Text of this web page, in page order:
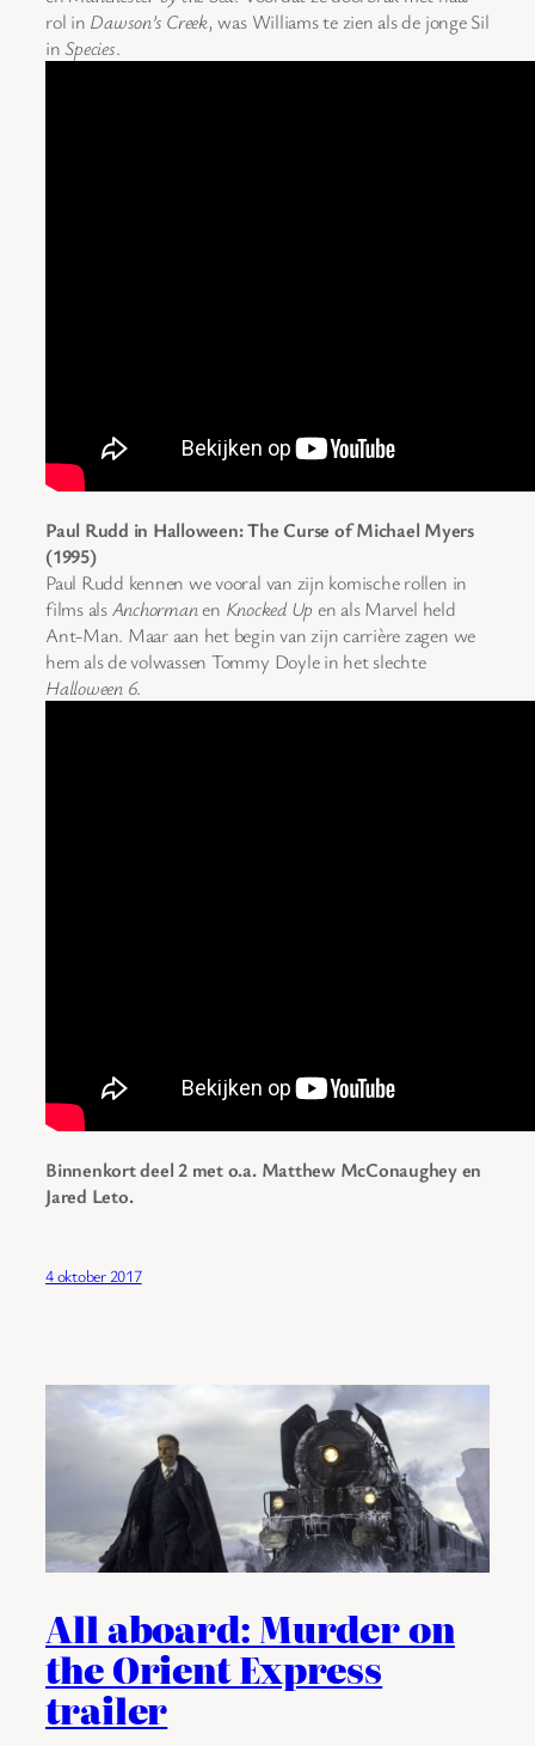
rol in Dawson’s Creek, was Williams te zien als de jonge Sil
inSpecies.
Paul Rudd in Halloween: The Curse of Michael Myers
(1995)
Paul Rudd kennen we vooral van zijn komische rollen in
films alsAnchormanen Knocked Up en als Marvel held
Ant-Man. Maar aan het begin van zijn carrière zagen we
hem als de volwassen Tommy Doyle in het slechte
Halloween 6.
Binnenkort deel 2 met o.a. Matthew McConaughey en
Jared Leto.
4 oktober 2017
All aboard: Murder on
the Orient Express
trailer